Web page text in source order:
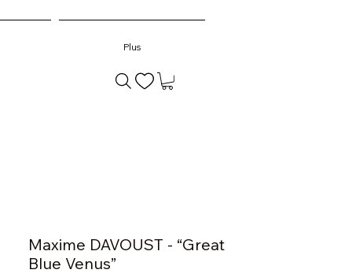
Plus
Maxime DAVOUST - “Great
Blue Venus”